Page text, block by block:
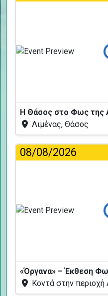
Η Θάσος στο Φως της
Λιμένας, Θάσος
08/08/2026
«Όργανα» – Έκθεση
Κοντά στην περιοχή